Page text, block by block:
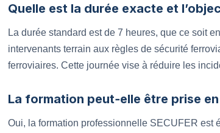
Quelle est la durée exacte et
La durée standard est de 7 heures, que ce soit
intervenants terrain aux règles de sécurité
ferroviaires. Cette journée vise à réduire les
La formation peut‑elle être prise
Oui, la formation professionnelle SECUFER est